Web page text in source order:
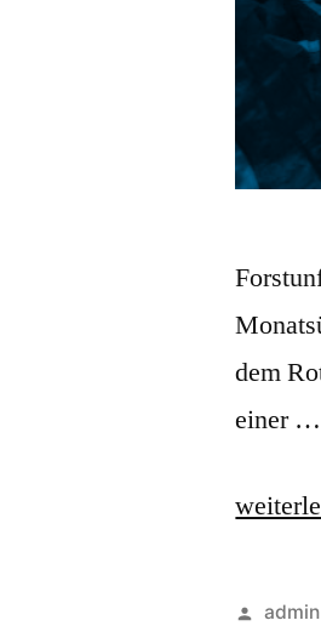
dem
einer …
admin